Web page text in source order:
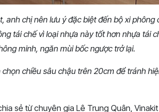
anh chị nên lưu ý đặc biệt đến bộ xi
tái chế vì loại nhựa này tốt hơn nhựa tái
minh, ngăn mùi bốc ngược trở lại.
chiều sâu chậu trên 20cm để tránh
sẻ từ chuyên gia Lê Trung Quân,